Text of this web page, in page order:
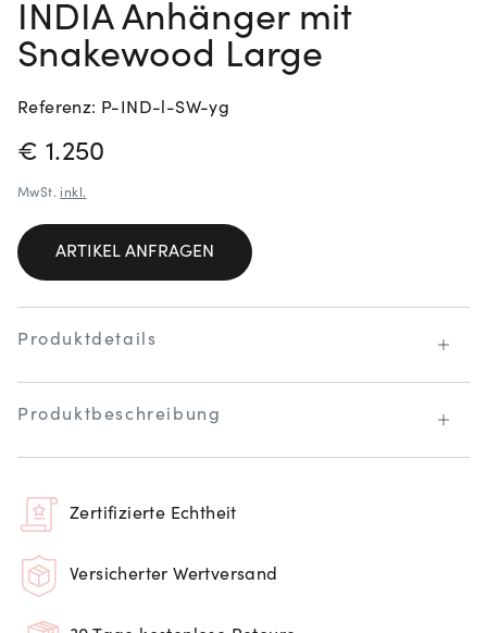
INDIA Anhänger mit
Snakewood Large
Referenz: P-IND-l-SW-yg
PREISINFORMATIONEN
€ 1.250
MwSt. inkl.
ARTIKEL ANFRAGEN
Produktdetails
Produktbeschreibung
Zertifizierte Echtheit
Versicherter Wertversand